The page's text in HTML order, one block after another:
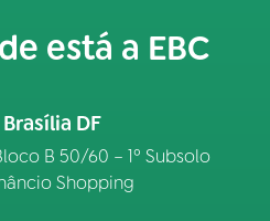
está a EBC
DF
B 50/60 – 1º Subsolo
Shopping